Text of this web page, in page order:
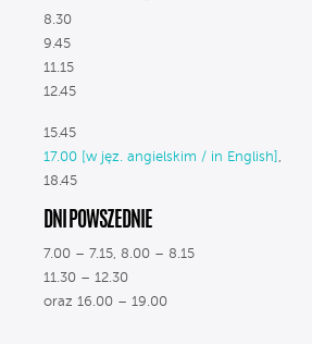
8.30
9.45
11.15
12.45
15.45
17.00 [w jęz. angielskim / in English] ,
18.45
DNI POWSZEDNIE
7.00 – 7.15, 8.00 – 8.15
11.30 – 12.30
oraz 16.00 – 19.00